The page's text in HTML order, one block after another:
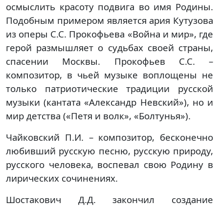
осмыслить красоту подвига во имя Родины.
Подобным примером является ария Кутузова
из оперы С.С. Прокофьева «Война и мир», где
герой размышляет о судьбах своей страны,
спасении Москвы. Прокофьев С.С. –
композитор, в чьей музыке воплощены не
только патриотические традиции русской
музыки (кантата «Александр Невский»), но и
мир детства («Петя и волк», «Болтунья»).
Чайковский П.И. – композитор, бесконечно
любивший русскую песню, русскую природу,
русского человека, воспевал свою Родину в
лирических сочинениях.
Шостакович Д.Д. закончил создание